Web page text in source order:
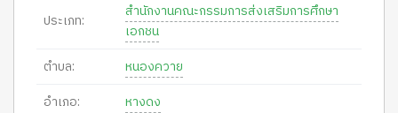
ประเภท:
สำนักงานคณะกรรมการส่งเสริมการศึกษา
เอกชน
ตำบล:
หนองควาย
อำเภอ:
หางดง